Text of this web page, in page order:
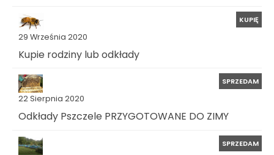
29 Września 2020
KUPIĘ
Kupie rodziny lub odkłady
22 Sierpnia 2020
SPRZEDAM
Odkłady Pszczele PRZYGOTOWANE DO ZIMY
SPRZEDAM